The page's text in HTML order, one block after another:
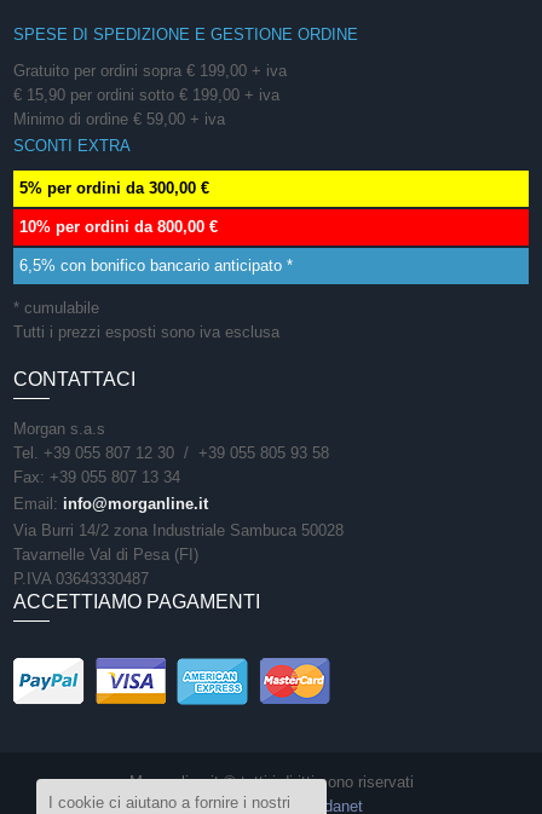
SPESE DI SPEDIZIONE E GESTIONE ORDINE
Gratuito per ordini sopra € 199,00 + iva
€ 15,90 per ordini sotto € 199,00 + iva
Minimo di ordine € 59,00 + iva
SCONTI EXTRA
5% per ordini da 300,00 €
10% per ordini da 800,00 €
6,5% con bonifico bancario anticipato *
* cumulabile
Tutti i prezzi esposti sono iva esclusa
CONTATTACI
Morgan s.a.s
Tel. +39 055 807 12 30 / +39 055 805 93 58
Fax: +39 055 807 13 34
Email: info@morganline.it
Via Burri 14/2 zona Industriale Sambuca 50028
Tavarnelle Val di Pesa (FI)
P.IVA 03643330487
ACCETTIAMO PAGAMENTI
Morganline.it © tutti i diritti sono riservati
Sito realizzato da
Vedanet
I cookie ci aiutano a fornire i nostri